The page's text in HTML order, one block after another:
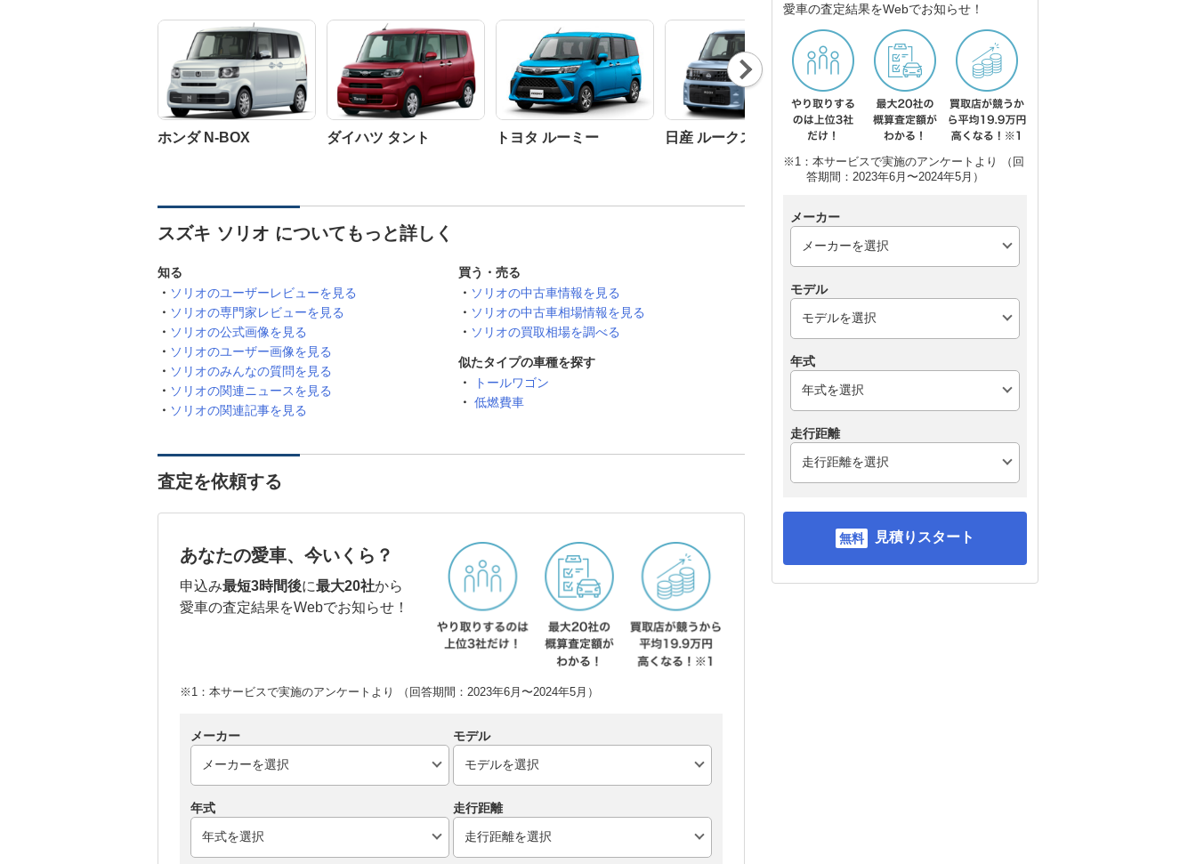
ホンダ N-BOX ダイハツ タント トヨタ ルーミー 日産 ルークス ホンダ N-WGN ホンダ N-BOXカスタム
Nex
t
スズキ ソリオ についてもっと詳しく
知る
ソリオのユーザーレビューを見る
ソリオの専門家レビューを見る
ソリオの公式画像を見る
ソリオのユーザー画像を見る
ソリオのみんなの質問を見る
ソリオの関連ニュースを見る
ソリオの関連記事を見る
買う・売る
ソリオの中古車情報を見る
ソリオの中古車相場情報を見る
ソリオの買取相場を調べる
似たタイプの車種を探す
トールワゴン
低燃費車
査定を依頼する
あなたの愛車、今いくら？
申込み最短3時間後に最大20社から
愛車の査定結果をWebでお知らせ！
※1：本サービスで実施のアンケートより （回答期間：2023年6月〜2024年5月）
メーカー モデル
年式 走行距離
愛車の査定結果をWebでお知らせ！
※1：本サービスで実施のアンケートより （回
答期間：2023年6月〜2024年5月）
メーカー
モデル
年式
走行距離
見積りスタート